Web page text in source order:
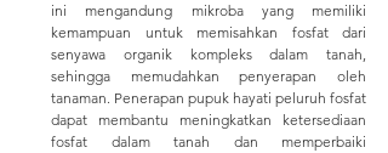
ini mengandung mikroba yang memiliki
kemampuan untuk memisahkan fosfat dari
senyawa organik kompleks dalam tanah,
sehingga memudahkan penyerapan oleh
tanaman. Penerapan pupuk hayati peluruh fosfat
dapat membantu meningkatkan ketersediaan
fosfat dalam tanah dan memperbaiki